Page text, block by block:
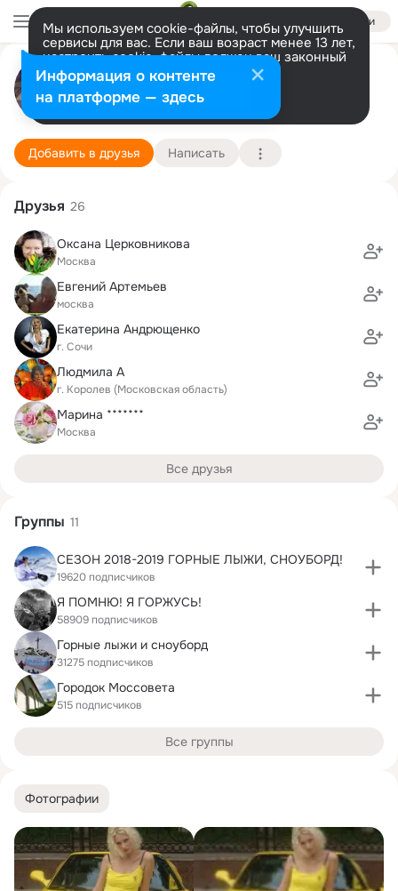
Войти
Мы используем cookie-файлы, чтобы улучшить
сервисы для вас. Если ваш возраст менее 13 лет,
настроить cookie-файлы должен ваш законный
представитель. Больше информации
Разрешить все Настроить
Игорь Игоревич
Москва 12 июля (56 лет)
Подробнее
Добавить в друзья Написать
Фотографии
Друзья 26
Оксана Церковникова
Москва
Евгений Артемьев
москва
Екатерина Андрющенко
г. Сочи
Людмила А
г. Королев (Московская область)
Марина *******
Москва
Все друзья
Группы 11
СЕЗОН 2018-2019 ГОРНЫЕ ЛЫЖИ, СНОУБОРД!
19620 подписчиков
Я ПОМНЮ! Я ГОРЖУСЬ!
58909 подписчиков
Горные лыжи и сноуборд
31275 подписчиков
Городок Моссовета
515 подписчиков
Все группы
Информация о контенте
на платформе — здесь